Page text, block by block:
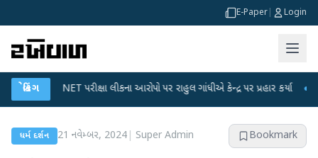
E-Paper Login
બ્રેકિંગ
UGC-NET પરીક્ષા લીકના આરોપો પર રાહુલ ગાંધીએ કેન્દ્ર પર પ્રહાર કર્યા ●
ધર્મ દર્શન 21 નવેમ્બર, 2024| Super Admin Bookmark